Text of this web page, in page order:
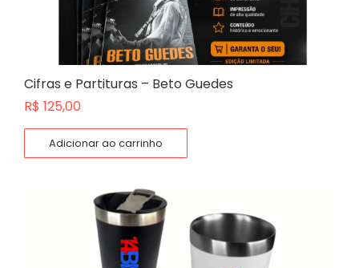
Cifras e Partituras – Beto Guedes
R$ 125,00
Adicionar ao carrinho